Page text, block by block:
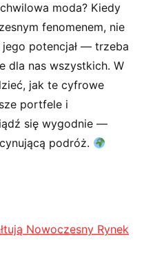
moda? Kiedy⁤
fenomenem, nie
potencjał ⁤— trzeba
dla nas ⁢wszystkich. W
jak te cyfrowe⁤
portfele i
się wygodnie —
podróż.
Nowoczesny Rynek